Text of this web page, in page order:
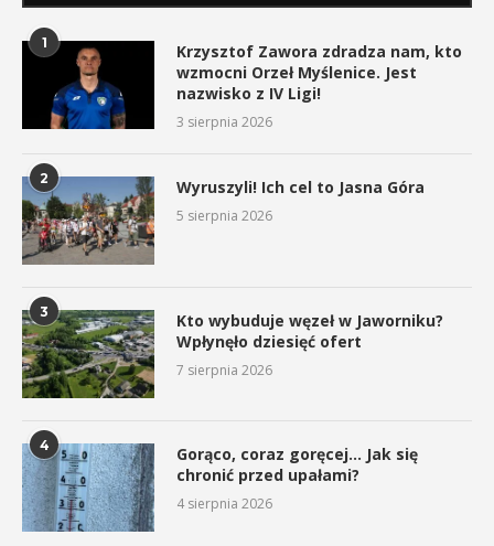
1
Krzysztof Zawora zdradza nam, kto
wzmocni Orzeł Myślenice. Jest
nazwisko z IV Ligi!
3 sierpnia 2026
2 Wyruszyli! Ich cel to Jasna Góra
5 sierpnia 2026
3
Kto wybuduje węzeł w Jaworniku?
Wpłynęło dziesięć ofert
7 sierpnia 2026
4
Gorąco, coraz goręcej… Jak się
chronić przed upałami?
4 sierpnia 2026